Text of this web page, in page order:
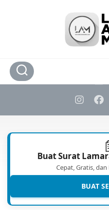
Buat Surat
Cepat, Gratis,
BUAT